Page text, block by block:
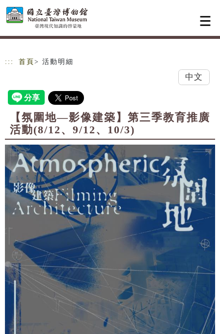
跳到主要內容
網站導覽
::: 首頁 > 活動明細
中文
【氛圍地—影像建築】第三季教育推廣
活動(8/12、9/12、10/3)